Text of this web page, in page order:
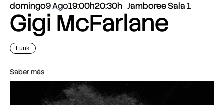
domingo9 Ago19:00h20:30h Jamboree Sala 1
Gigi McFarlane
Funk
Saber más